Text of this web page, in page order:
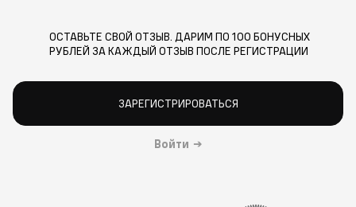
ОСТАВЬТЕ СВОЙ ОТЗЫВ. ДАРИМ ПО 100 БОНУСНЫХ
РУБЛЕЙ ЗА КАЖДЫЙ ОТЗЫВ ПОСЛЕ РЕГИСТРАЦИИ
ЗАРЕГИСТРИРОВАТЬСЯ
Войти →